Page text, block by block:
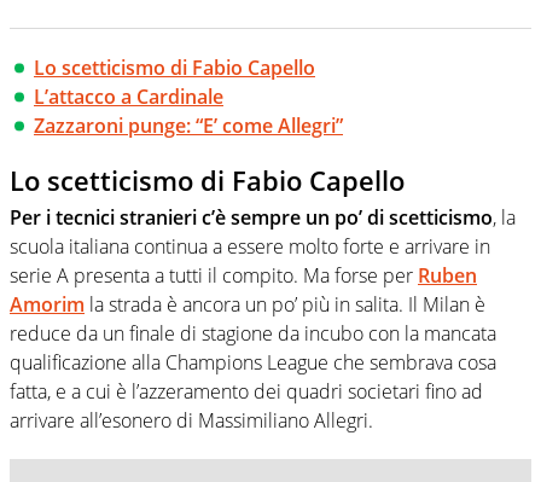
Lo scetticismo di Fabio Capello
L’attacco a Cardinale
Zazzaroni punge: “E’ come Allegri”
Lo scetticismo di Fabio Capello
Per i tecnici stranieri c’è sempre un po’ di scetticismo, la
scuola italiana continua a essere molto forte e arrivare in
serie A presenta a tutti il compito. Ma forse per Ruben
Amorim la strada è ancora un po’ più in salita. Il Milan è
reduce da un finale di stagione da incubo con la mancata
qualificazione alla Champions League che sembrava cosa
fatta, e a cui è l’azzeramento dei quadri societari fino ad
arrivare all’esonero di Massimiliano Allegri.